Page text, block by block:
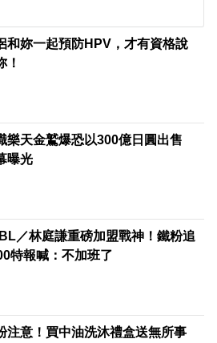
和妳一起預防HPV，才有資格說
！
樂天金鷲爆恐以300億日圓出售
曝光
／林庭謙重磅加盟戰神！鐵粉追
特報喊：不加班了
注意！買中油洗沐禮盒送無所事